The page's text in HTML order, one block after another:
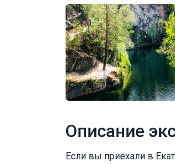
Описание
Если вы приехали в